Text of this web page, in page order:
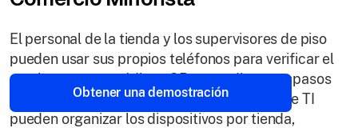
El personal de la tienda y los supervisores de piso
pueden usar sus propios teléfonos para verificar el
stock, escanear códigos QR o coordinar traspasos
de turno. Con la gestión BYOD, los equipos de TI
pueden organizar los dispositivos por tienda,
Obtener una demostración